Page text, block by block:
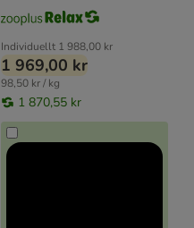
Individuellt 1 988,00 kr
1 969,00 kr
98,50 kr / kg
1 870,55 kr